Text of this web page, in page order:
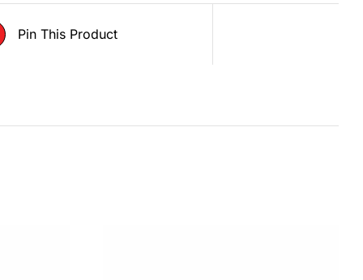
Pin This Product